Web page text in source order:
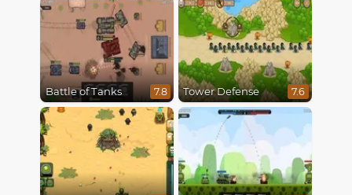
Battle of Tanks 7.8 Tower Defense 7.6